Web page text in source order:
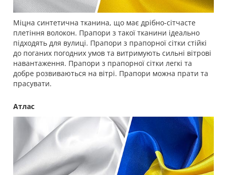
Міцна синтетична тканина, що має дрібно-сітчасте
плетіння волокон. Прапори з такої тканини ідеально
підходять для вулиці. Прапори з прапорної сітки стійкі
до поганих погодних умов та витримують сильні вітрові
навантаження. Прапори з прапорної сітки легкі та
добре розвиваються на вітрі. Прапори можна прати та
прасувати.
Атлас